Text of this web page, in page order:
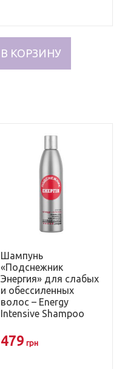
3129
грн.
В КОРЗИНУ
Шампунь
«Подснежник
Энергия» для слабых
и обессиленных
волос – Energy
Intensive Shampoo
479 грн